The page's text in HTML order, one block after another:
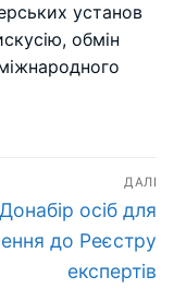
установ
обмін
ДАЛІ
Наступний
Донабір осіб для
до Реєстру
експертів